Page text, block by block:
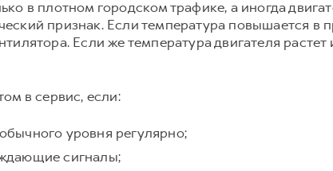
в плотном городском трафике, а иногда
признак. Если температура повышается в
Если же температура двигателя растет
в сервис, если:
уровня регулярно;
сигналы;